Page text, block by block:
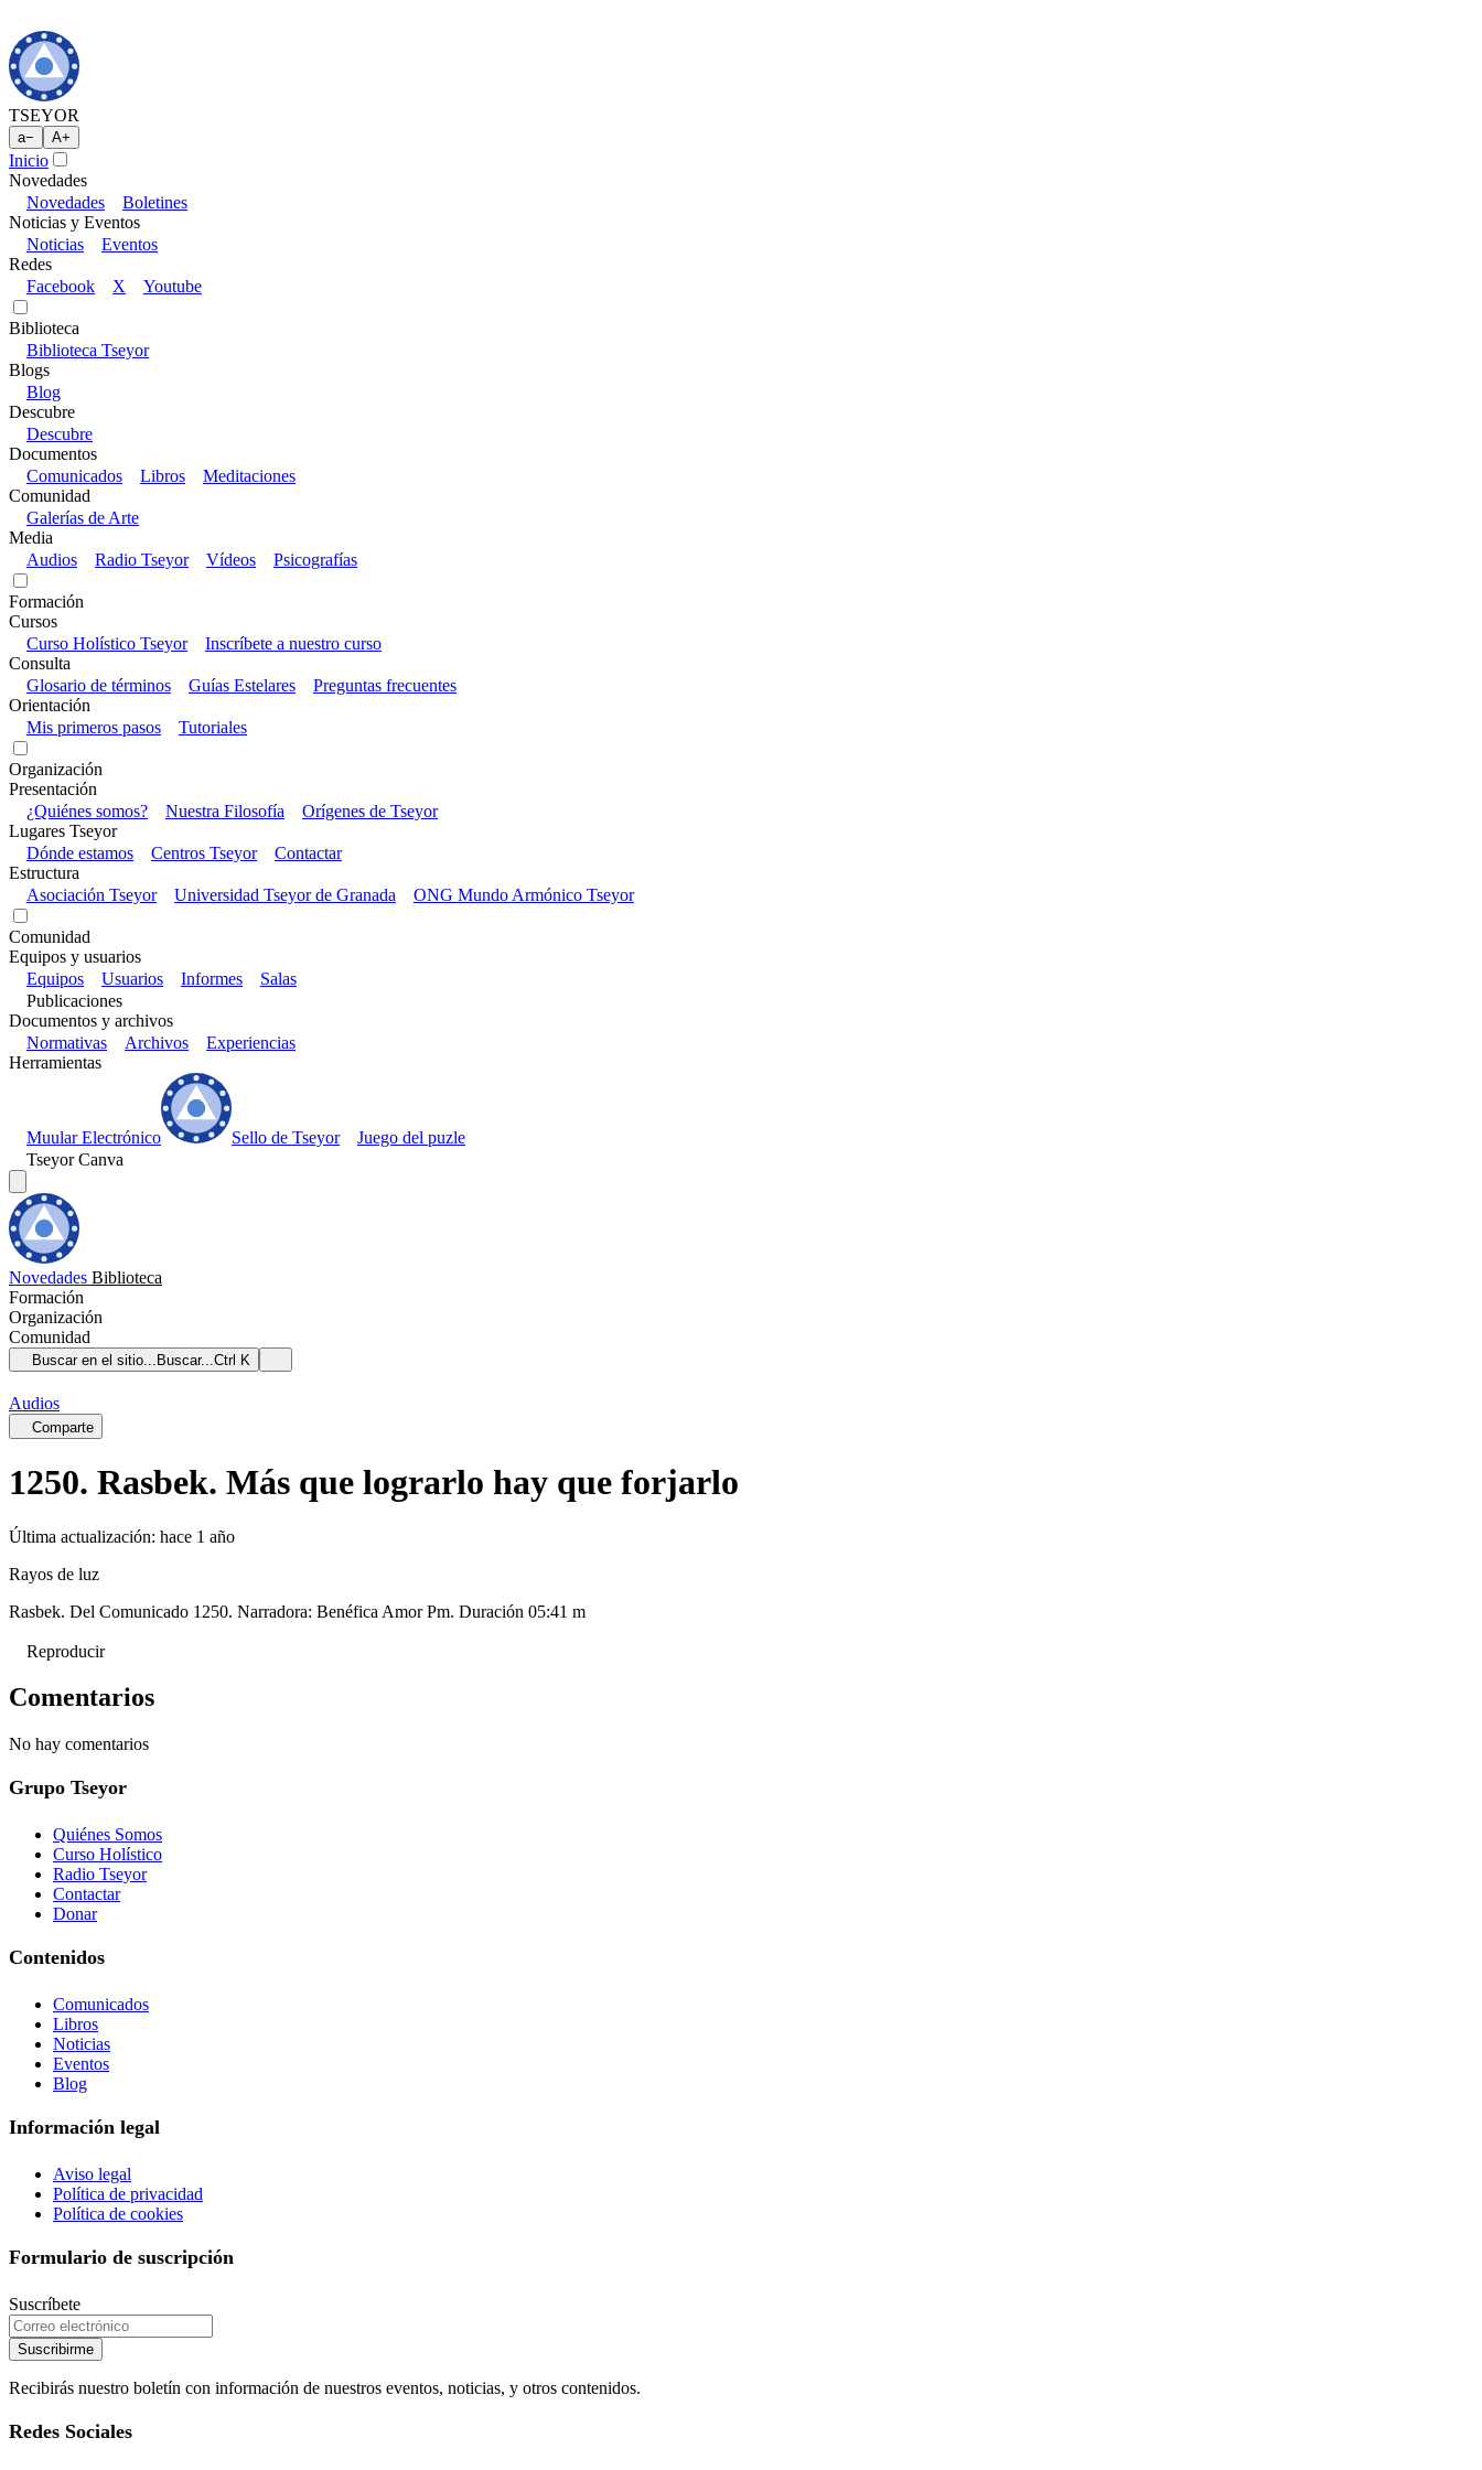
TSEYOR
a− A+
Inicio
Novedades
Novedades
Boletines
Noticias y Eventos
Noticias
Eventos
Redes
Facebook
X Youtube
Biblioteca
Biblioteca Tseyor
Blogs
Blog
Descubre
Descubre
Documentos
Comunicados
Libros
Meditaciones
Comunidad
Galerías de Arte
Media
Audios
Radio Tseyor Vídeos Psicografías
Formación
Cursos
Curso Holístico Tseyor
Inscríbete a nuestro curso
Consulta
Glosario de términos
Guías Estelares
Preguntas frecuentes
Orientación
Mis primeros pasos
Tutoriales
Organización
Presentación
¿Quiénes somos?
Nuestra Filosofía
Orígenes de Tseyor
Lugares Tseyor
Dónde estamos
Centros Tseyor
Contactar
Estructura
Asociación Tseyor
Universidad Tseyor de Granada ONG Mundo Armónico Tseyor
Comunidad
Equipos y usuarios
Equipos
Usuarios Informes
Salas
Publicaciones
Documentos y archivos
Normativas
Archivos
Experiencias
Herramientas
Muular Electrónico Sello de Tseyor
Juego del puzle
Tseyor Canva
Novedades Biblioteca
Formación
Organización
Comunidad
Buscar en el sitio... Buscar...Ctrl K
Audios
Comparte
1250. Rasbek. Más que lograrlo hay que forjarlo
Última actualización: hace 1 año
Rayos de luz
Rasbek. Del Comunicado 1250. Narradora: Benéfica Amor Pm. Duración 05:41 m
Reproducir
Comentarios
No hay comentarios
Grupo Tseyor
Quiénes Somos
Curso Holístico
Radio Tseyor
Contactar
Donar
Contenidos
Comunicados
Libros
Noticias
Eventos
Blog
Información legal
Aviso legal
Política de privacidad
Política de cookies
Formulario de suscripción
Suscríbete
Suscribirme
Recibirás nuestro boletín con información de nuestros eventos, noticias, y otros contenidos.
Redes Sociales